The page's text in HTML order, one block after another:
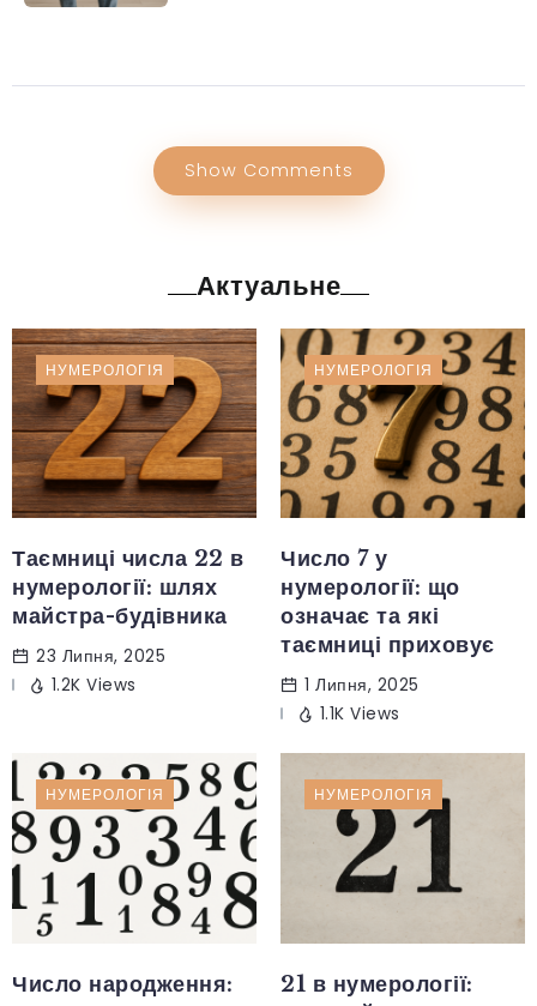
Show Comments
Актуальне
НУМЕРОЛОГІЯ
Таємниці числа 22 в
нумерології: шлях
майстра-будівника
23 Липня, 2025
1.2K Views
НУМЕРОЛОГІЯ
Число 7 у
нумерології: що
означає та які
таємниці приховує
1 Липня, 2025
1.1K Views
НУМЕРОЛОГІЯ
Число народження:
НУМЕРОЛОГІЯ
21 в нумерології: